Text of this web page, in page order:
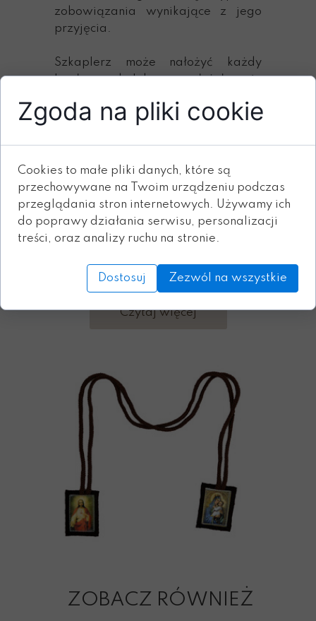
Obrzęd nałożenia
szkaplerza PDF
Czytaj więcej
zobowiązania wynikające z jego
przyjęcia.
Szkaplerz może nałożyć każdy
kapłan, byleby posłużył się
Z przyjęciem szkaplerza wiąże się
poświęcenie osoby, która go
przyjmuje. W związku z tym, gdy
noszony szkaplerz się zniszczy,
go. Kolejnych szkaplerzy nie
błogosławi się.
ZOBACZ RÓWNIEŻ
Zgoda na pliki cookie
Cookies to małe pliki danych, które są
przechowywane na Twoim urządzeniu podczas
przeglądania stron internetowych. Używamy ich
do poprawy działania serwisu, personalizacji
treści, oraz analizy ruchu na stronie.
Dostosuj Zezwól na wszystkie